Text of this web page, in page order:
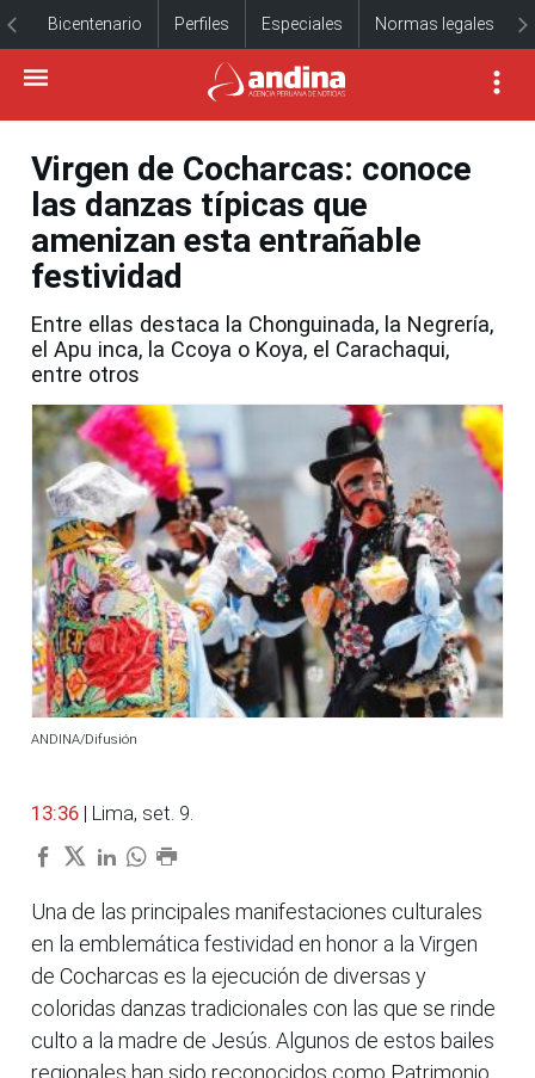
Bicentenario Perfiles Especiales Normas legales
Virgen de Cocharcas: conoce
las danzas típicas que
amenizan esta entrañable
festividad
Entre ellas destaca la Chonguinada, la Negrería,
el Apu inca, la Ccoya o Koya, el Carachaqui,
entre otros
ANDINA/Difusión
13:36 | Lima, set. 9.
Una de las principales manifestaciones culturales
en la emblemática festividad en honor a la Virgen
de Cocharcas es la ejecución de diversas y
coloridas danzas tradicionales con las que se rinde
culto a la madre de Jesús. Algunos de estos bailes
regionales han sido reconocidos como Patrimonio